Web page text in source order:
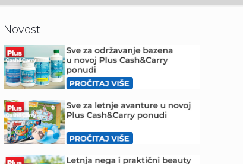
Novosti